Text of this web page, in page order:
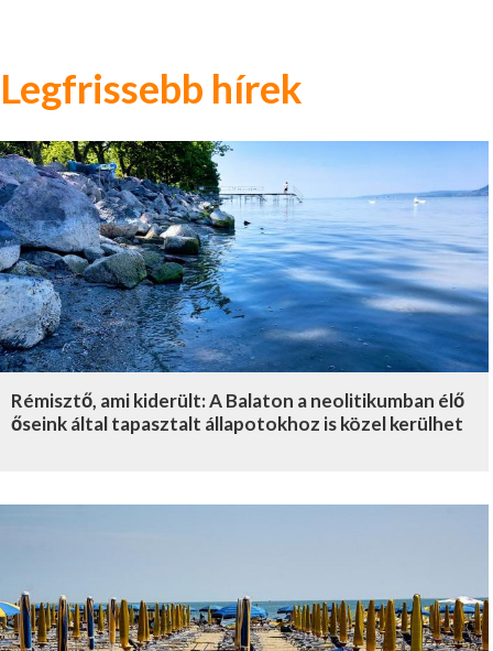
Legfrissebb hírek
Rémisztő, ami kiderült: A Balaton a neolitikumban élő
őseink által tapasztalt állapotokhoz is közel kerülhet